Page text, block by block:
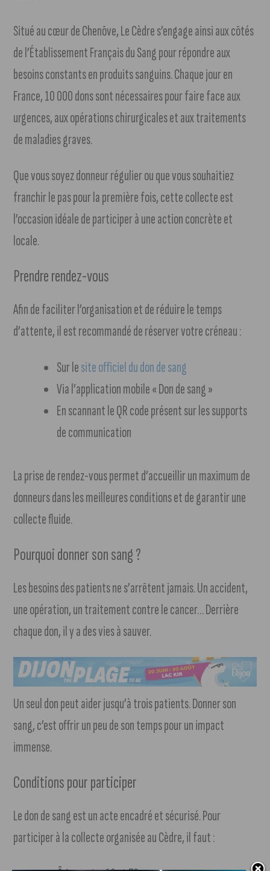
Situé au cœur de Chenôve, Le Cèdre s’engage ainsi aux côtés
de l’Établissement Français du Sang pour répondre aux
besoins constants en produits sanguins. Chaque jour en
France, 10 000 dons sont nécessaires pour faire face aux
urgences, aux opérations chirurgicales et aux traitements
de maladies graves.
Que vous soyez donneur régulier ou que vous souhaitiez
franchir le pas pour la première fois, cette collecte est
l’occasion idéale de participer à une action concrète et
locale.
Prendre rendez-vous
Afin de faciliter l’organisation et de réduire le temps
d’attente, il est recommandé de réserver votre créneau :
Sur lesite officiel du don de sang
Via l’application mobile « Don de sang »
En scannant le QR code présent sur les supports
de communication
La prise de rendez-vous permet d’accueillir un maximum de
donneurs dans les meilleures conditions et de garantir une
collecte fluide.
Pourquoi donner son sang ?
Les besoins des patients ne s’arrêtent jamais. Un accident,
une opération, un traitement contre le cancer… Derrière
chaque don, il y a des vies à sauver.
Un seul don peut aider jusqu’à trois patients. Donner son
sang, c’est offrir un peu de son temps pour un impact
immense.
Conditions pour participer
Le don de sang est un acte encadré et sécurisé. Pour
participer à la collecte organisée au Cèdre, il faut :